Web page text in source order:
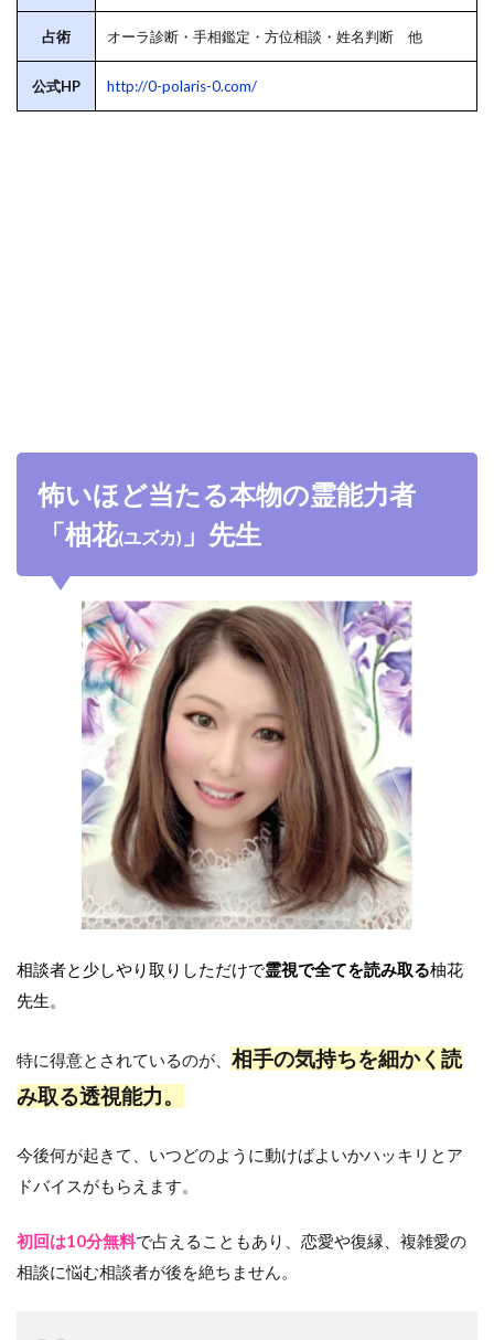
占術 オーラ診断・手相鑑定・方位相談・姓名判断 他
公式HP http://0-polaris-0.com/
怖いほど当たる本物の霊能力者
「柚花(ユズカ) 」先生
相談者と少しやり取りしただけで霊視で全てを読み取る柚花
先生。
特に得意とされているのが、 相手の気持ちを細かく読
み取る透視能力。
今後何が起きて、いつどのように動けばよいかハッキリとア
ドバイスがもらえます。
初回は10分無料で占えることもあり、恋愛や復縁、複雑愛の
相談に悩む相談者が後を絶ちません。